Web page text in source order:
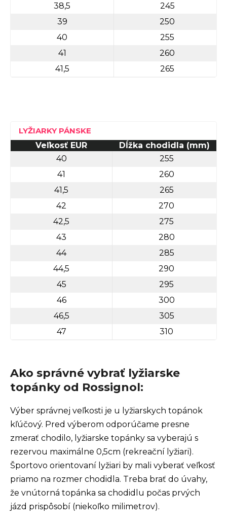
38,5
245
39
250
40
255
41
260
41,5
265
LYŽIARKY PÁNSKE
Veľkosť EUR
Dĺžka chodidla (mm)
40
255
41
260
41,5
265
42
270
42,5
275
43
280
44
285
44,5
290
45
295
46
300
46,5
305
47
310
Ako správné vybrať lyžiarske
topánky od Rossignol:
Výber správnej veľkosti je u lyžiarskych topánok
kľúčový. Pred výberom odporúčame presne
zmerať chodilo, lyžiarske topánky sa vyberajú s
rezervou maximálne 0,5cm (rekreační lyžiari).
Športovo orientovaní lyžiari by mali vyberať veľkosť
priamo na rozmer chodidla. Treba brať do úvahy,
že vnútorná topánka sa chodidlu počas prvých
jázd prispôsobí (niekoľko milimetrov).